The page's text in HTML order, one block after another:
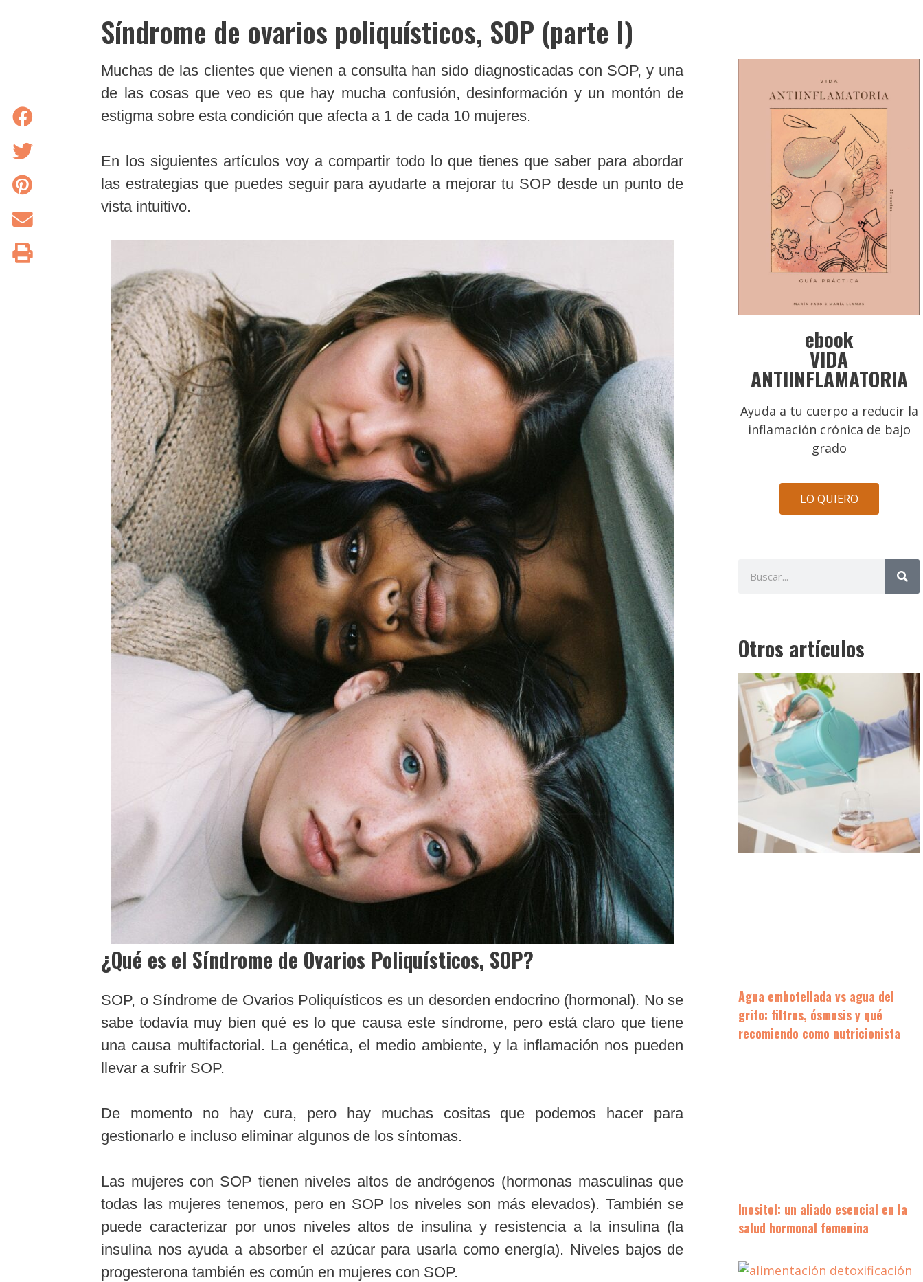
Síndrome de ovarios poliquísticos, SOP (parte I)
Muchas de las clientes que vienen a consulta han sido diagnosticadas con SOP, y una
de las cosas que veo es que hay mucha confusión, desinformación y un montón de
estigma sobre esta condición que afecta a 1 de cada 10 mujeres.
En los siguientes artículos voy a compartir todo lo que tienes que saber para abordar
las estrategias que puedes seguir para ayudarte a mejorar tu SOP desde un punto de
vista intuitivo.
¿Qué es el Síndrome de Ovarios Poliquísticos, SOP?
SOP, o Síndrome de Ovarios Poliquísticos es un desorden endocrino (hormonal). No se
sabe todavía muy bien qué es lo que causa este síndrome, pero está claro que tiene
una causa multifactorial. La genética, el medio ambiente, y la inflamación nos pueden
llevar a sufrir SOP.
De momento no hay cura, pero hay muchas cositas que podemos hacer para
gestionarlo e incluso eliminar algunos de los síntomas.
Las mujeres con SOP tienen niveles altos de andrógenos (hormonas masculinas que
todas las mujeres tenemos, pero en SOP los niveles son más elevados). También se
puede caracterizar por unos niveles altos de insulina y resistencia a la insulina (la
insulina nos ayuda a absorber el azúcar para usarla como energía). Niveles bajos de
progesterona también es común en mujeres con SOP.
ebook
VIDA
ANTIINFLAMATORIA
Ayuda a tu cuerpo a reducir la
inflamación crónica de bajo
grado
LO QUIERO
Otros artículos
Agua embotellada vs agua del
grifo: filtros, ósmosis y qué
recomiendo como nutricionista
Inositol: un aliado esencial en la
salud hormonal femenina